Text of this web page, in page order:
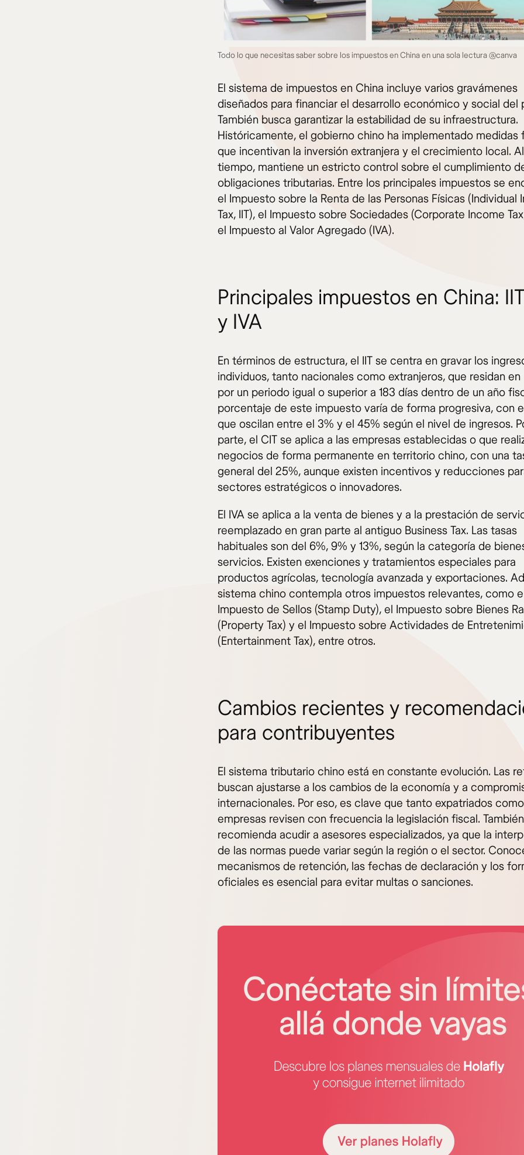
Todo lo que necesitas saber sobre los impuestos en China en una sola lectura @canva
El sistema de impuestos en China incluye varios gravámenes
diseñados para financiar el desarrollo económico y social del
También busca garantizar la estabilidad de su infraestructura.
Históricamente, el gobierno chino ha implementado medidas
que incentivan la inversión extranjera y el crecimiento local.
tiempo, mantiene un estricto control sobre el cumplimiento
obligaciones tributarias. Entre los principales impuestos se
el Impuesto sobre la Renta de las Personas Físicas (Individual
Tax, IIT), el Impuesto sobre Sociedades (Corporate Income
el Impuesto al Valor Agregado (IVA).
Principales impuestos en China:
y IVA
En términos de estructura, el IIT se centra en gravar los
individuos, tanto nacionales como extranjeros, que residan en
por un periodo igual o superior a 183 días dentro de un año
porcentaje de este impuesto varía de forma progresiva, con
que oscilan entre el 3% y el 45% según el nivel de ingresos.
parte, el CIT se aplica a las empresas establecidas o que
negocios de forma permanente en territorio chino, con una
general del 25%, aunque existen incentivos y reducciones
sectores estratégicos o innovadores.
El IVA se aplica a la venta de bienes y a la prestación de
reemplazado en gran parte al antiguo Business Tax. Las tasas
habituales son del 6%, 9% y 13%, según la categoría de
servicios. Existen exenciones y tratamientos especiales para
productos agrícolas, tecnología avanzada y exportaciones.
sistema chino contempla otros impuestos relevantes, como
Impuesto de Sellos (Stamp Duty), el Impuesto sobre Bienes
(Property Tax) y el Impuesto sobre Actividades de
(Entertainment Tax), entre otros.
Cambios recientes y
para contribuyentes
El sistema tributario chino está en constante evolución. Las
buscan ajustarse a los cambios de la economía y a
internacionales. Por eso, es clave que tanto expatriados como
empresas revisen con frecuencia la legislación fiscal.
recomienda acudir a asesores especializados, ya que la
de las normas puede variar según la región o el sector.
mecanismos de retención, las fechas de declaración y los
oficiales es esencial para evitar multas o sanciones.